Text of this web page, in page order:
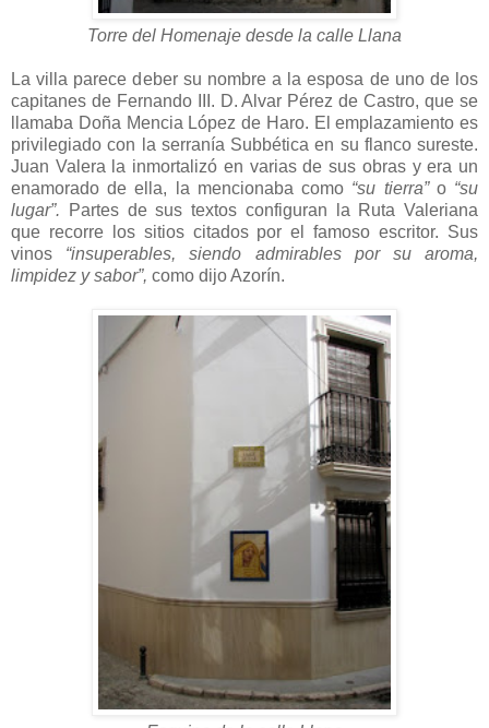
Torre del Homenaje desde la calle Llana
La villa parece deber su nombre a la esposa de uno de los
capitanes de Fernando III. D. Alvar Pérez de Castro, que se
llamaba Doña Mencia López de Haro. El emplazamiento es
privilegiado con la serranía Subbética en su flanco sureste.
Juan Valera la inmortalizó en varias de sus obras y era un
enamorado de ella, la mencionaba como “su tierra” o “su
lugar”. Partes de sus textos configuran la Ruta Valeriana
que recorre los sitios citados por el famoso escritor. Sus
vinos “insuperables, siendo admirables por su aroma,
limpidez y sabor”, como dijo Azorín.